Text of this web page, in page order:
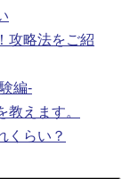
攻略法をご紹
編-
えます。
くらい？